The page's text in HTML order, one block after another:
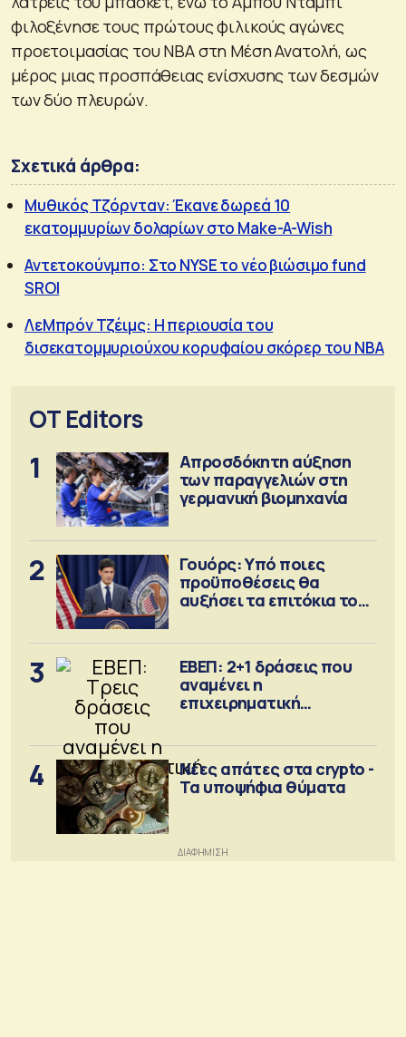
φιλοξένησε τους πρώτους φιλικούς αγώνες
προετοιμασίας του ΝΒΑ στη Μέση Ανατολή, ως
μέρος μιας προσπάθειας ενίσχυσης των δεσμών
των δύο πλευρών.
Σχετικά άρθρα:
Μυθικός Τζόρνταν: Έκανε δωρεά 10
εκατομμυρίων δολαρίων στο Make-A-Wish
Αντετοκούνμπο: Στο NYSE το νέο βιώσιμο fund
SROI
ΛεΜπρόν Τζέιμς: Η περιουσία του
δισεκατομμυριούχου κορυφαίου σκόρερ του NBA
OT Editors
1
Απροσδόκητη αύξηση
των παραγγελιών στη
γερμανική βιομηχανία
2
Γουόρς: Υπό ποιες
προϋποθέσεις θα
αυξήσει τα επιτόκια τον
3
ΕΒΕΠ: 2+1 δράσεις που
αναμένει η
επιχειρηματική
4
Νέες απάτες στα crypto -
Τα υποψήφια θύματα